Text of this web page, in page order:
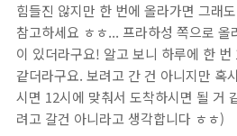
힘들진 않지만 한 번에 올라가면 그래
참고하세요 ㅎㅎ... 프라하성 쪽으로 올
이 있더라구요! 알고 보니 하루에 한
같더라구요. 보려고 간 건 아니지만 혹
시면 12시에 맞춰서 도착하시면 될 거
려고 갈건 아니라고 생각합니다 ㅎㅎ)